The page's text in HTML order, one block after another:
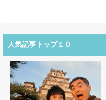
人気記事トップ１０